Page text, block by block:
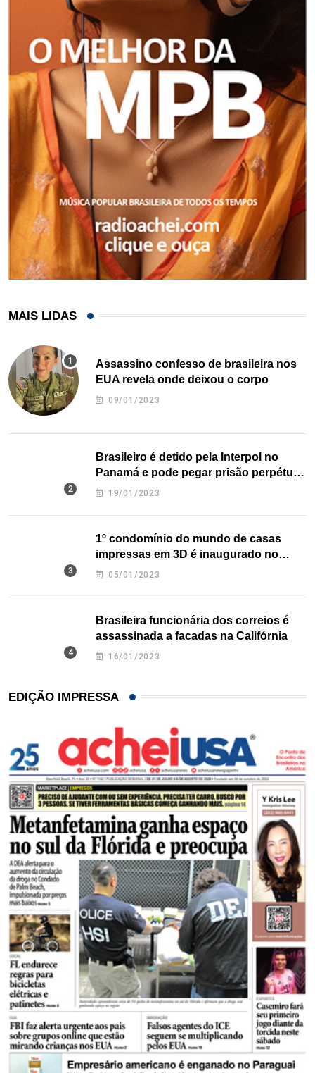
MAIS LIDAS
Assassino confesso de brasileira nos
EUA revela onde deixou o corpo
09/01/2023
Brasileiro é detido pela Interpol no
Panamá e pode pegar prisão perpétua
nos EUA
19/01/2023
1º condomínio do mundo de casas
impressas em 3D é inaugurado no
Texas
05/01/2023
Brasileira funcionária dos correios é
assassinada a facadas na Califórnia
16/01/2023
EDIÇÃO IMPRESSA